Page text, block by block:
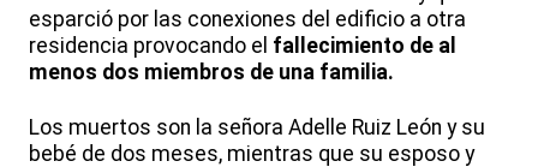
esparció por las conexiones del edificio a otra
residencia provocando el fallecimiento de al
menos dos miembros de una familia.
Los muertos son la señora Adelle Ruiz León y su
bebé de dos meses, mientras que su esposo y